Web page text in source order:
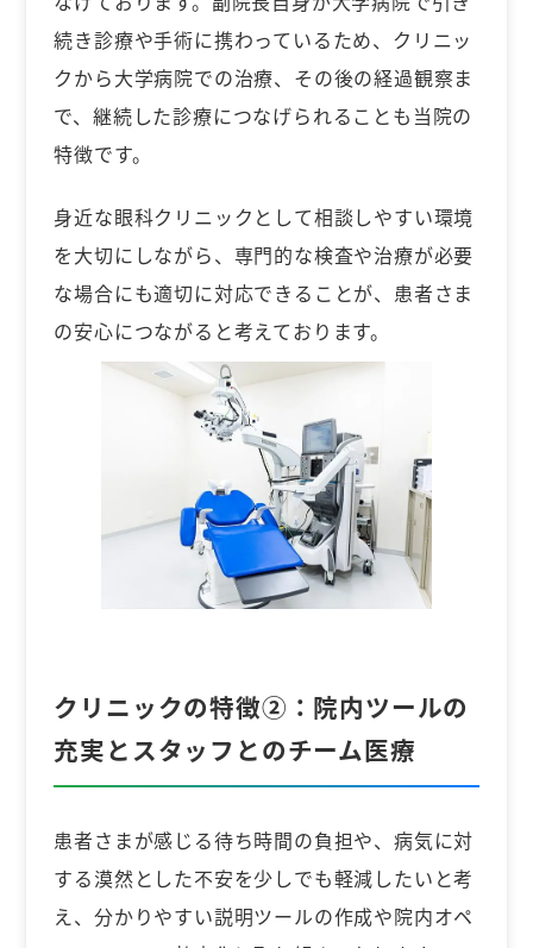
続き診療や手術に携わっているため、クリニッ
クから大学病院での治療、その後の経過観察ま
で、継続した診療につなげられることも当院の
特徴です。
身近な眼科クリニックとして相談しやすい環境
を大切にしながら、専門的な検査や治療が必要
な場合にも適切に対応できることが、患者さま
の安心につながると考えております。
クリニックの特徴②： 院内ツールの
充実とスタッフとのチーム医療
患者さまが感じる待ち時間の負担や、病気に対
する漠然とした不安を少しでも軽減したいと考
え、分かりやすい説明ツールの作成や院内オペ